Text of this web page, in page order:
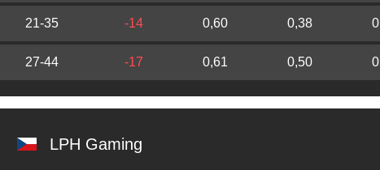
21-35 -14 0,60 0,38
27-44 -17 0,61 0,50
LPH Gaming